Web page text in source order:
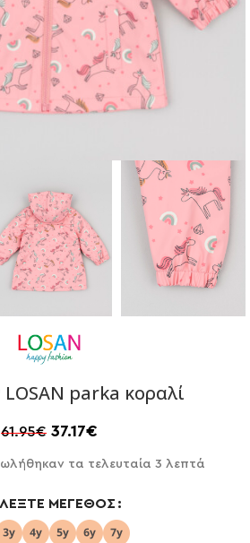
parka κοραλί
61.95€ 37.17€
τα τελευταία 3 λεπτά
ΜΈΓΕΘΟΣ